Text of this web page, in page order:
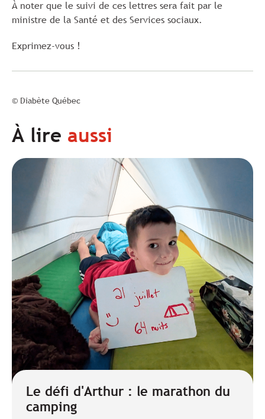
À noter que le suivi de ces lettres sera fait par le
ministre de la Santé et des Services sociaux.
Exprimez-vous !
© Diabète Québec
À lire aussi
Le défi d'Arthur : le marathon du
camping